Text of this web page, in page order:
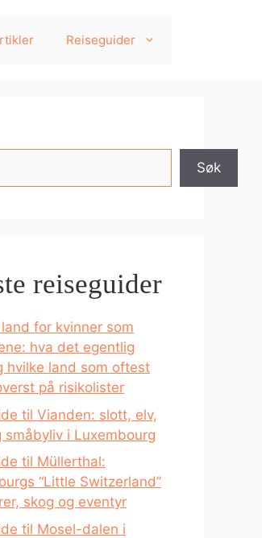
Reiseguider
Søk
reiseguider
for kvinner som
hva det egentlig
hvilke land som oftest
på risikolister
til Vianden: slott, elv,
småbyliv i Luxembourg
til Müllerthal:
“Little Switzerland”
skog og eventyr
til Mosel-dalen i